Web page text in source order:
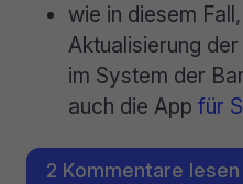
wie in diesem
Aktualisierung
im System der
auch die Appfür
2 Kommentare lesen